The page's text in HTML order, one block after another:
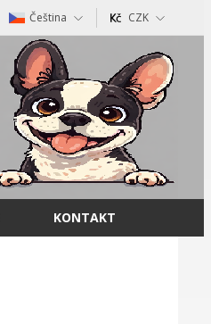
Čeština CZK
KONTAKT